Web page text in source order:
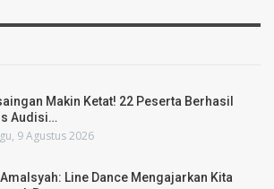
Makin Ketat! 22 Peserta Berhasil
Audisi…
9 Agustus 2026
Line Dance Mengajarkan Kita